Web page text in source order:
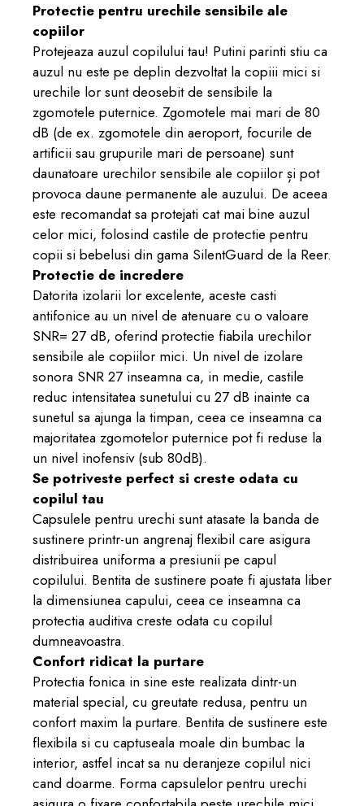
Protectie pentru urechile sensibile ale
copiilor
Protejeaza auzul copilului tau! Putini parinti stiu ca
auzul nu este pe deplin dezvoltat la copiii mici si
urechile lor sunt deosebit de sensibile la
zgomotele puternice. Zgomotele mai mari de 80
dB (de ex. zgomotele din aeroport, focurile de
artificii sau grupurile mari de persoane) sunt
daunatoare urechilor sensibile ale copiilor și pot
provoca daune permanente ale auzului. De aceea
este recomandat sa protejati cat mai bine auzul
celor mici, folosind castile de protectie pentru
copii si bebelusi din gama SilentGuard de la Reer.
Protectie de incredere
Datorita izolarii lor excelente, aceste casti
antifonice au un nivel de atenuare cu o valoare
SNR= 27 dB, oferind protectie fiabila urechilor
sensibile ale copiilor mici. Un nivel de izolare
sonora SNR 27 inseamna ca, in medie, castile
reduc intensitatea sunetului cu 27 dB inainte ca
sunetul sa ajunga la timpan, ceea ce inseamna ca
majoritatea zgomotelor puternice pot fi reduse la
un nivel inofensiv (sub 80dB).
Se potriveste perfect si creste odata cu
copilul tau
Capsulele pentru urechi sunt atasate la banda de
sustinere printr-un angrenaj flexibil care asigura
distribuirea uniforma a presiunii pe capul
copilului. Bentita de sustinere poate fi ajustata liber
la dimensiunea capului, ceea ce inseamna ca
protectia auditiva creste odata cu copilul
dumneavoastra.
Confort ridicat la purtare
Protectia fonica in sine este realizata dintr-un
material special, cu greutate redusa, pentru un
confort maxim la purtare. Bentita de sustinere este
flexibila si cu captuseala moale din bumbac la
interior, astfel incat sa nu deranjeze copilul nici
cand doarme. Forma capsulelor pentru urechi